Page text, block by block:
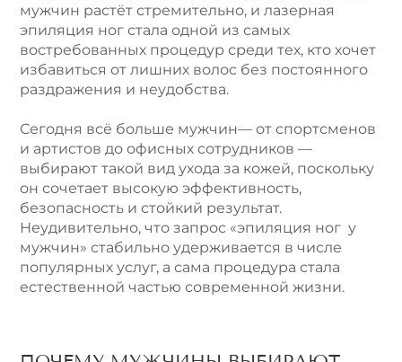
мужчин растёт стремительно, и лазерная
эпиляция ног стала одной из самых
востребованных процедур среди тех, кто хочет
избавиться от лишних волос без постоянного
раздражения и неудобства.
Сегодня всё больше мужчин— от спортсменов
и артистов до офисных сотрудников —
выбирают такой вид ухода за кожей, поскольку
он сочетает высокую эффективность,
безопасность и стойкий результат.
Неудивительно, что запрос «эпиляция ног у
мужчин» стабильно удерживается в числе
популярных услуг, а сама процедура стала
естественной частью современной жизни.